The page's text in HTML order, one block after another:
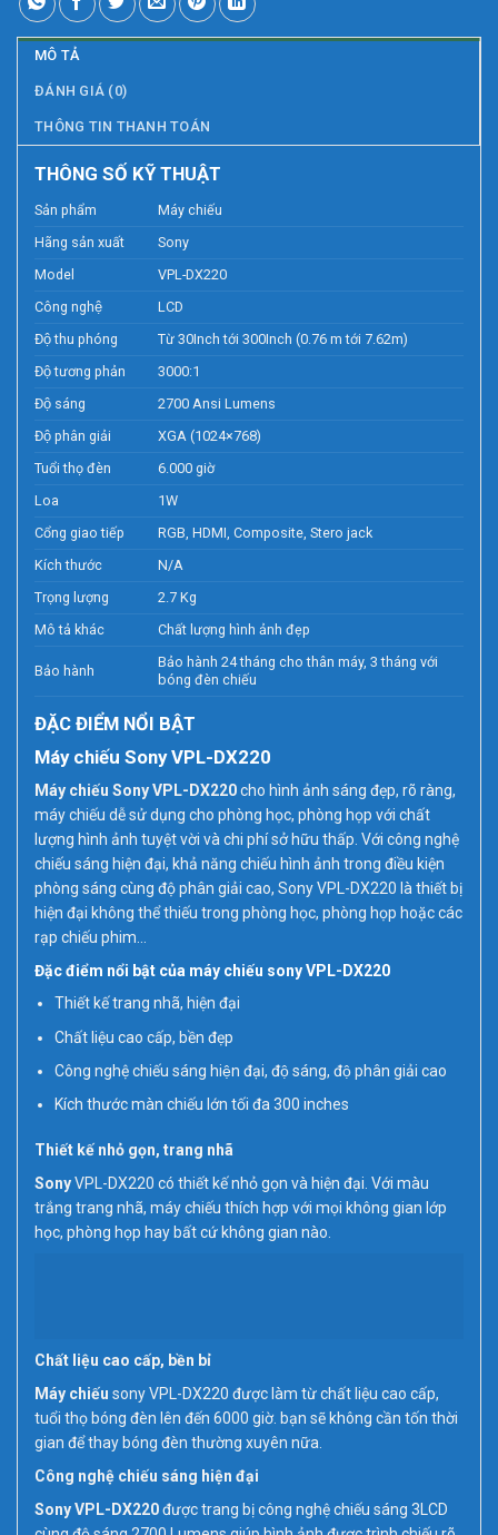
MÔ TẢ
ĐÁNH GIÁ (0)
THÔNG TIN THANH TOÁN
THÔNG SỐ KỸ THUẬT
Sản phẩm
Máy chiếu
Hãng sản xuất
Sony
Model
VPL-DX220
Công nghệ
LCD
Độ thu phóng
Từ 30Inch tới 300Inch (0.76 m tới 7.62m)
Độ tương phản
3000:1
Độ sáng
2700 Ansi Lumens
Độ phân giải
XGA (1024×768)
Tuổi thọ đèn
6.000 giờ
Loa
1W
Cổng giao tiếp
RGB, HDMI, Composite, Stero jack
Kích thước
N/A
Trọng lượng
2.7 Kg
Mô tả khác
Chất lượng hình ảnh đẹp
Bảo hành
Bảo hành 24 tháng cho thân máy, 3 tháng với
bóng đèn chiếu
ĐẶC ĐIỂM NỔI BẬT
Máy chiếu Sony VPL-DX220
Máy chiếu Sony VPL-DX220cho hình ảnh sáng đẹp, rõ ràng,
máy chiếu dễ sử dụng cho phòng học, phòng họp với chất
lượng hình ảnh tuyệt vời và chi phí sở hữu thấp. Với công nghệ
chiếu sáng hiện đại, khả năng chiếu hình ảnh trong điều kiện
phòng sáng cùng độ phân giải cao, Sony VPL-DX220 là thiết bị
hiện đại không thể thiếu trong phòng học, phòng họp hoặc các
rạp chiếu phim…
Đặc điểm nổi bật của máy chiếu sony VPL-DX220
Thiết kế trang nhã, hiện đại
Chất liệu cao cấp, bền đẹp
Công nghệ chiếu sáng hiện đại, độ sáng, độ phân giải cao
Kích thước màn chiếu lớn tối đa 300 inches
Thiết kế nhỏ gọn, trang nhã
SonyVPL-DX220 có thiết kế nhỏ gọn và hiện đại. Với màu
trắng trang nhã, máy chiếu thích hợp với mọi không gian lớp
học, phòng họp hay bất cứ không gian nào.
Chất liệu cao cấp, bền bỉ
Máy chiếu sony VPL-DX220 được làm từ chất liệu cao cấp,
tuổi thọ bóng đèn lên đến 6000 giờ. bạn sẽ không cần tốn thời
gian để thay bóng đèn thường xuyên nữa.
Công nghệ chiếu sáng hiện đại
Sony VPL-DX220được trang bị công nghệ chiếu sáng 3LCD